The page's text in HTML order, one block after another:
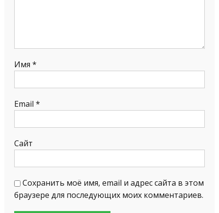
Имя *
Email *
Сайт
Сохранить моё имя, email и адрес сайта в этом
браузере для последующих моих комментариев.